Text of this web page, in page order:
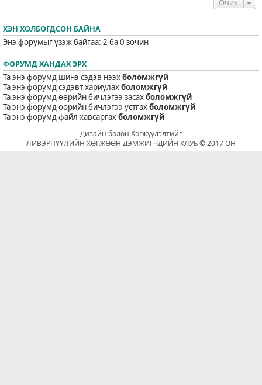
Очих
ХЭН ХОЛБОГДСОН БАЙНА
Энэ форумыг үзэж байгаа: 2 ба 0 зочин
ФОРУМД ХАНДАХ ЭРХ
Та энэ форумд шинэ сэдэв нээхболомжгүй
Та энэ форумд сэдэвт хариулахболомжгүй
Та энэ форумд өөрийн бичлэгээ засахболомжгүй
Та энэ форумд өөрийн бичлэгээ устгахболомжгүй
Та энэ форумд файл хавсаргахболомжгүй
Дизайн болон Хөгжүүлэлтийг
ЛИВЭРПҮҮЛИЙН ХӨГЖӨӨН ДЭМЖИГЧДИЙН КЛУБ © 2017 ОН